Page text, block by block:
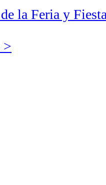
la Feria y
>